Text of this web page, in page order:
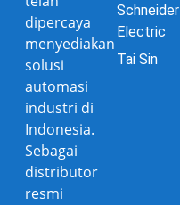
dipercaya
menyediakan
solusi
automasi
industri di
Indonesia.
Sebagai
distributor
resmi
Schneider
Electric
Tai Sin